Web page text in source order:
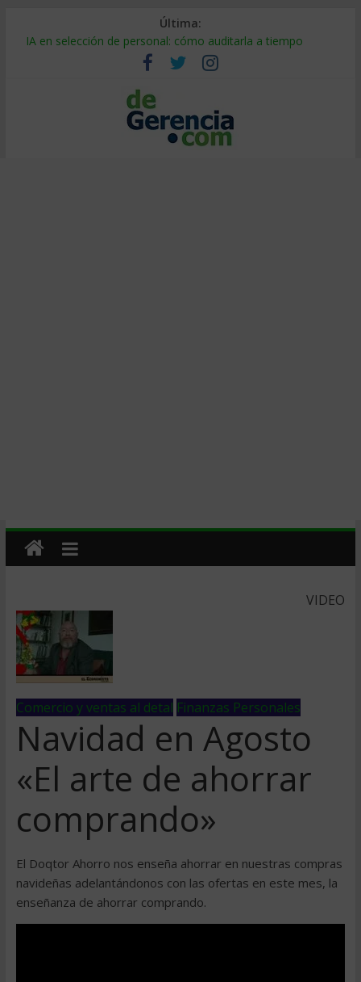
Última:
Despido silencioso: qué es y por qué sale tan caro
IA en selección de personal: cómo auditarla a tiempo
Trabajo forzoso en la cadena de suministro: qué hacer
Stablecoins para empresas: cómo pagar y cobrar en 2026
VIDEO
Comercio y ventas al detal Finanzas Personales
Navidad en Agosto
«El arte de ahorrar
comprando»
El Doqtor Ahorro nos enseña ahorrar en nuestras compras
navideñas adelantándonos con las ofertas en este mes, la
enseñanza de ahorrar comprando.